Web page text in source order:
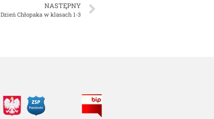
NASTĘPNY
Dzień Chłopaka w klasach 1-3